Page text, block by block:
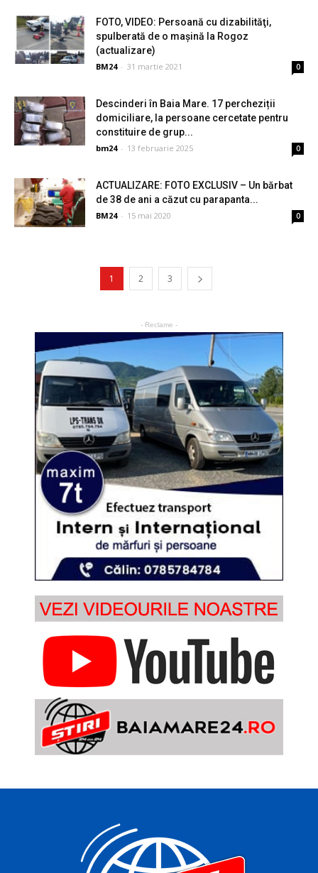
FOTO, VIDEO: Persoană cu dizabilităţi,
spulberată de o maşină la Rogoz
(actualizare)
BM24 - 31 martie 2021 0
Descinderi în Baia Mare. 17 percheziții
domiciliare, la persoane cercetate pentru
constituire de grup...
bm24 - 13 februarie 2025 0
ACTUALIZARE: FOTO EXCLUSIV – Un bărbat
de 38 de ani a căzut cu parapanta...
BM24 - 15 mai 2020 0
1 2 3
- Reclame -